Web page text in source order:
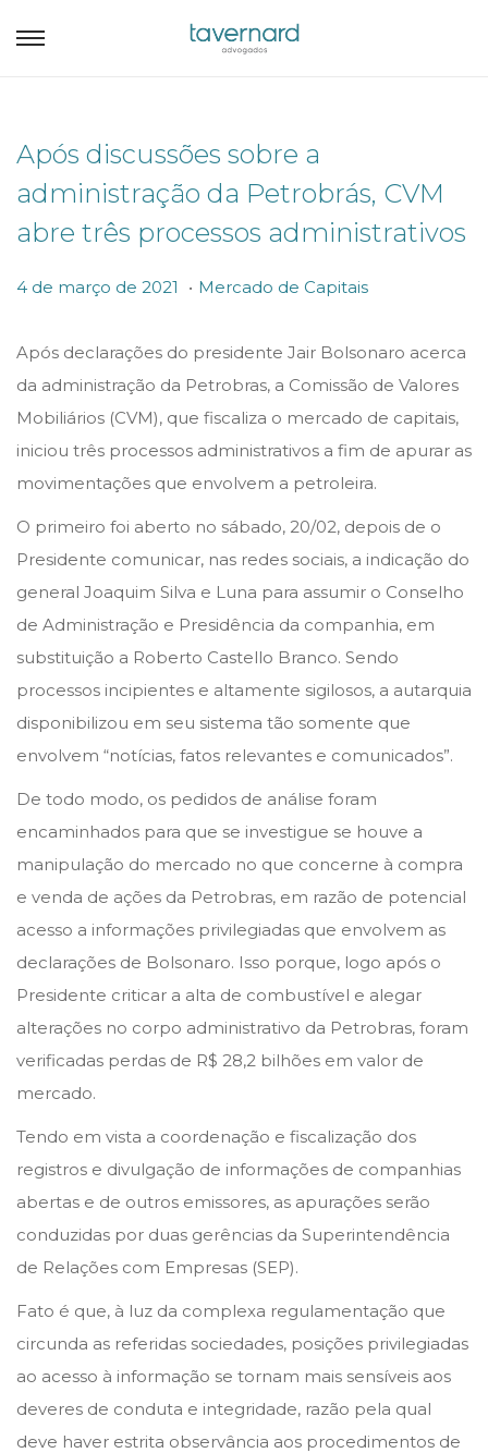
Após discussões sobre a
administração da Petrobrás, CVM
abre três processos administrativos
P
s
t
e
d
o
4 de março de 2021
4
e
m
a
r
ç
. P
s
t
e
d
i
Mercado de Capitais
Após declarações do presidente Jair Bolsonaro acerca
da administração da Petrobras, a Comissão de Valores
Mobiliários (CVM), que fiscaliza o mercado de capitais,
iniciou três processos administrativos a fim de apurar as
movimentações que envolvem a petroleira.
O primeiro foi aberto no sábado, 20/02, depois de o
Presidente comunicar, nas redes sociais, a indicação do
general Joaquim Silva e Luna para assumir o Conselho
de Administração e Presidência da companhia, em
substituição a Roberto Castello Branco. Sendo
processos incipientes e altamente sigilosos, a autarquia
disponibilizou em seu sistema tão somente que
envolvem “notícias, fatos relevantes e comunicados”.
De todo modo, os pedidos de análise foram
encaminhados para que se investigue se houve a
manipulação do mercado no que concerne à compra
e venda de ações da Petrobras, em razão de potencial
acesso a informações privilegiadas que envolvem as
declarações de Bolsonaro. Isso porque, logo após o
Presidente criticar a alta de combustível e alegar
alterações no corpo administrativo da Petrobras, foram
verificadas perdas de R$ 28,2 bilhões em valor de
mercado.
Tendo em vista a coordenação e fiscalização dos
registros e divulgação de informações de companhias
abertas e de outros emissores, as apurações serão
conduzidas por duas gerências da Superintendência
de Relações com Empresas (SEP).
Fato é que, à luz da complexa regulamentação que
circunda as referidas sociedades, posições privilegiadas
ao acesso à informação se tornam mais sensíveis aos
deveres de conduta e integridade, razão pela qual
deve haver estrita observância aos procedimentos de